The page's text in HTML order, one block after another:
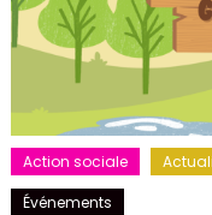
Action sociale
Événements